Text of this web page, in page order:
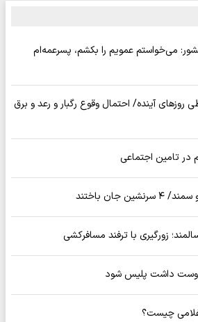
می‌خواستم عمویم را بکشم، پسرعمه‌ام
آینده/ احتمال وقوع رگبار و رعد و برق
در تامین اجتماعی
زورگیری با ترفند مسافرکشی
دوست داشت پلیس شود
غلامی چیست؟